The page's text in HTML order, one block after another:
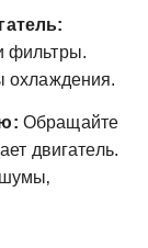
фильтры.
охлаждения.
Обращайте
двигатель.